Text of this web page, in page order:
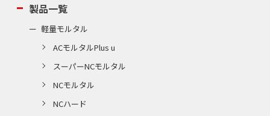
製品一覧
軽量モルタル
ACモルタルPlus u
スーパーNCモルタル
NCモルタル
NCハード